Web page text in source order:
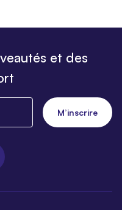
et des
M’inscrire